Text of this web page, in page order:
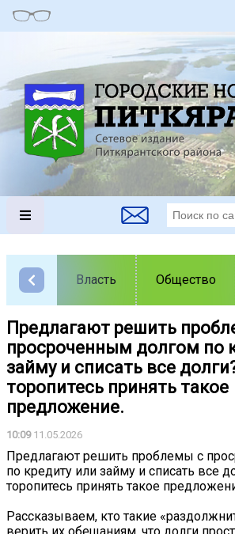
Власть Общество
Предлагают решить
просроченным долгом по
займу и списать все
торопитесь принять такое
предложение.
10:0911.05.2026
Предлагают решить проблемы с
по кредиту или займу и списать все
торопитесь принять такое
Рассказываем, кто такие